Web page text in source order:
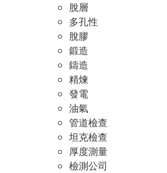
脫層
多孔性
脫膠
鍛造
鑄造
精煉
發電
油氣
管道檢查
坦克檢查
厚度測量
檢測公司